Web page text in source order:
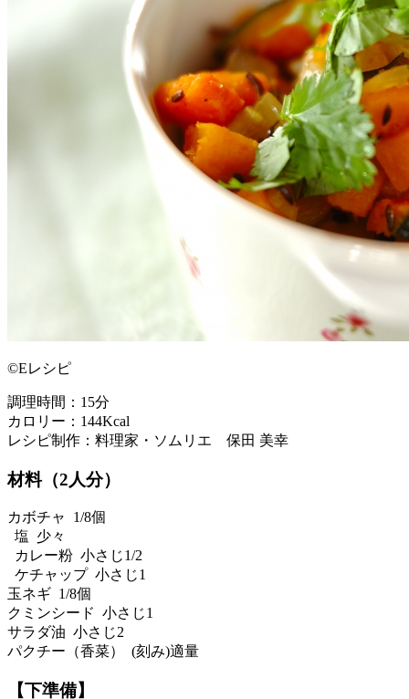
©Eレシピ
調理時間：15分
カロリー：144Kcal
レシピ制作：料理家・ソムリエ 保田 美幸
材料（2人分）
カボチャ 1/8個
塩 少々
カレー粉 小さじ1/2
ケチャップ 小さじ1
玉ネギ 1/8個
クミンシード 小さじ1
サラダ油 小さじ2
パクチー（香菜） (刻み)適量
【下準備】